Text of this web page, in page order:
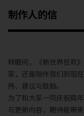
制作人的信
转眼间，《新世界狂欢
家，还是陪伴我们到现
持、建议与鼓励。
为了和大家一同庆祝周
与更新内容，期待能带来